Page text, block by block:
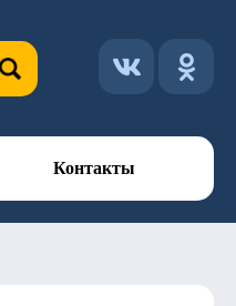
Контакты